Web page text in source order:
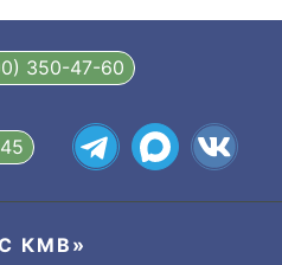
350-47-60
КМВ»